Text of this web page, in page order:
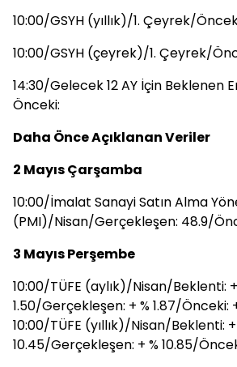
10:00/GSYH (yıllık)/1. Çeyrek/
10:00/GSYH (çeyrek)/1. Çeyrek/
14:30/Gelecek 12 AY İçin Beklenen
Önceki:
Daha Önce Açıklanan Veriler
2 Mayıs Çarşamba
10:00/İmalat Sanayi Satın Alma
(PMI)/Nisan/Gerçekleşen: 48.9/
3 Mayıs Perşembe
10:00/TÜFE (aylık)/Nisan/Beklenti:
1.50/Gerçekleşen: + % 1.87/Önceki:
10:00/TÜFE (yıllık)/Nisan/Beklenti:
10.45/Gerçekleşen: + % 10.85/